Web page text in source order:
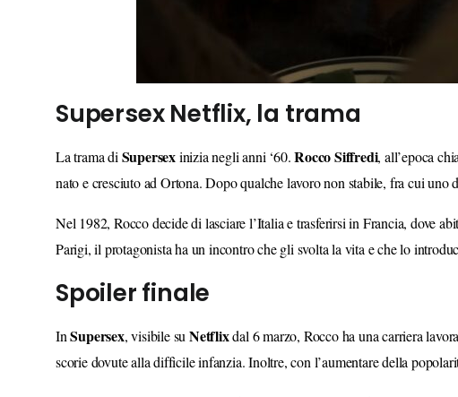
Supersex Netflix, la trama
La trama di Supersexinizia negli anni ‘60.RoccoSiffredi, all’epoca
nato e cresciuto ad Ortona. Dopo qualche lavoro non stabile, fra cui uno
Nel 1982, Rocco decide di lasciare l’Italia e trasferirsi in Francia, dove
Parigi, il protagonista ha un incontro che gli svolta la vita e che lo
Spoiler finale
InSupersex, visibile suNetflixdal 6 marzo, Rocco ha una carriera
scorie dovute alla difficile infanzia. Inoltre, con l’aumentare della